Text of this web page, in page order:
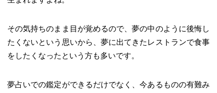
その気持ちのまま目が覚めるので、夢の中のように後悔し
たくないという思いから、夢に出てきたレストランで食事
をしたくなったという方も多いです。
夢占いでの鑑定ができるだけでなく、今あるものの有難み